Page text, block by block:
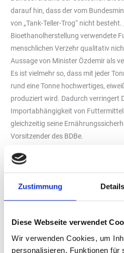
Zustimmung Details
Diese Webseite verwendet
Wir verwenden Cookies, um
personalisieren, Funktionen für
darauf hin, dass der vom
von „Tank-Teller-Trog“ nicht
Bioethanolherstellung verwendete
menschlichen Verzehr qualitativ
Aussage von Minister Özdemir als
Es ist vielmehr so, dass mit jeder
rund eine Tonne hochwertiges,
produziert wird. Dadurch verringert
Importabhängigkeit von
gleichzeitig seine
Vorsitzender des BDBe.
Gleichzeitig reduziert die
die CO2-Emissionen im
nächsten Jahren die einzig
Treibhausgasminderung im
deutschen Straßen unterwegs sein
erneuerbaren Kraftstoffen